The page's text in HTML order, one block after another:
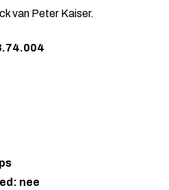
van Peter Kaiser.
nee